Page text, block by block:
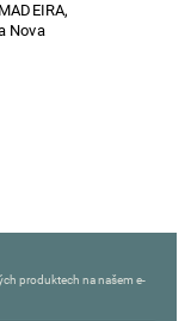
Nova
produktech na našem e-